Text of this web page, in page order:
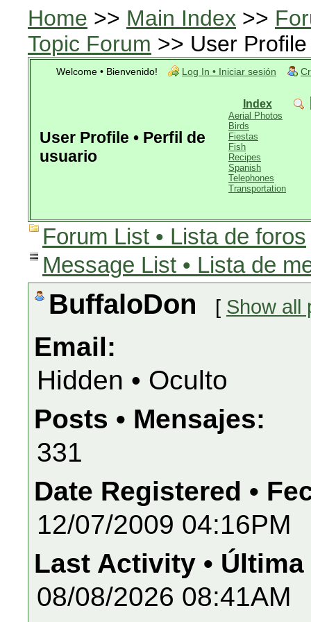
Home >> Main Index >>
Topic Forum >> User
Welcome • Bienvenido! Log In • Iniciar sesión
User Profile • Perfil de
usuario
Index
Aerial Photos
Birds
Fiestas
Fish
Recipes
Spanish
Telephones
Transportation
Forum List • Lista de foros
Message List • Lista de
BuffaloDon [ Show all
Email:
Hidden • Oculto
Posts • Mensajes:
331
Date Registered •
12/07/2009 04:16PM
Last Activity •
08/08/2026 08:41AM